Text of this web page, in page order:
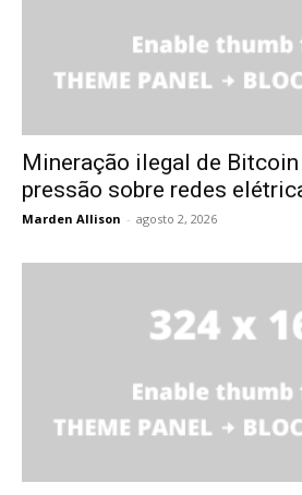
Mineração ilegal de
pressão sobre redes
Marden Allison - agosto 2, 2026